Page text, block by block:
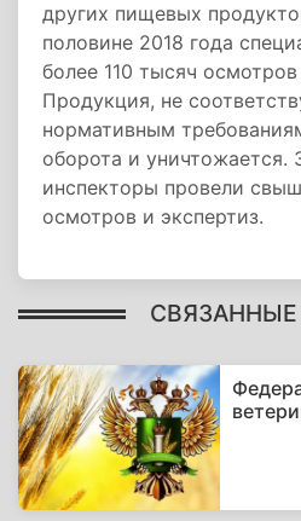
других пищевых
половине 2018 года
более 110 тысяч
Продукция, не
нормативным
оборота и уничтожается.
инспекторы провели
осмотров и экспертиз.
СВЯЗАННЫЕ